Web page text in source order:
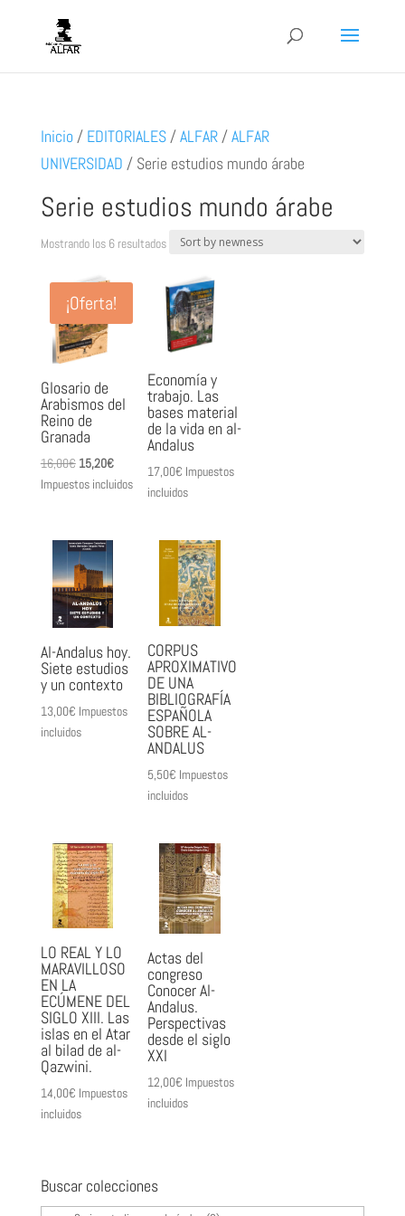
Inicio / EDITORIALES/ALFAR/ALFAR
UNIVERSIDAD / Serie estudios mundo árabe
Serie estudios mundo árabe
Mostrando los 6 resultadosOrdenado
los
últimos
¡Oferta!
Glosario de
Arabismos del
Reino de
Granada
16,00€ El
precio
16,00€.
15,20€El
precio
15,20€.
Impuestos incluidos
Economía y
trabajo. Las
bases material
de la vida en al-
Andalus
17,00€ Impuestos
incluidos
Al-Andalus hoy.
Siete estudios
y un contexto
13,00€ Impuestos
incluidos
CORPUS
APROXIMATIVO
DE UNA
BIBLIOGRAFÍA
ESPAÑOLA
SOBRE AL-
ANDALUS
5,50€ Impuestos
incluidos
LO REAL Y LO
MARAVILLOSO
EN LA
ECÚMENE DEL
SIGLO XIII. Las
islas en el Atar
al bilad de al-
Qazwini.
14,00€ Impuestos
incluidos
Actas del
congreso
Conocer Al-
Andalus.
Perspectivas
desde el siglo
XXI
12,00€ Impuestos
incluidos
Buscar colecciones